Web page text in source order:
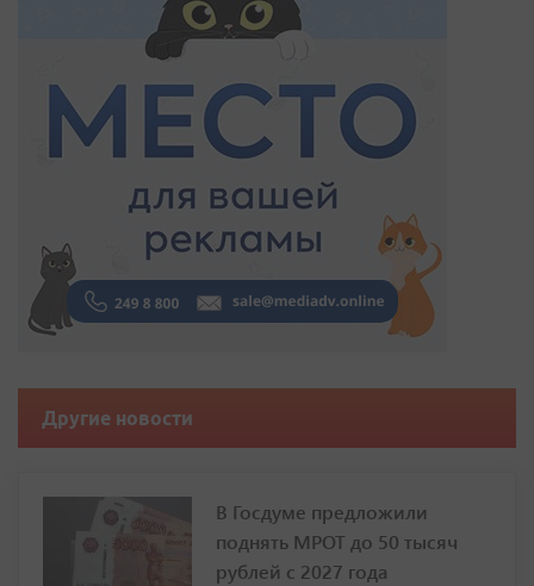
Другие новости
В Госдуме предложили
поднять МРОТ до 50 тысяч
рублей с 2027 года